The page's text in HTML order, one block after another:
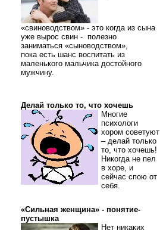
«свиноводством» - это когда из сына
уже вырос свин - полезно
заниматься «сыноводством»,
пока есть шанс воспитать из
маленького мальчика достойного
мужчину.
Делай только то, что хочешь
Многие
психологи
хором советуют
– делай только
то, что хочешь!
Никогда не пел
в хоре, и
сейчас спою от
себя.
«Сильная женщина» - понятие-
пустышка
Нет никаких